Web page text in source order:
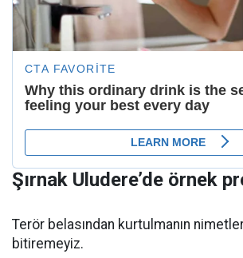
Şırnak Uludere’de örnek
Terör belasından kurtulmanın
bitiremeyiz.